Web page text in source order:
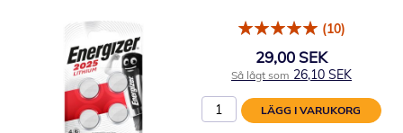
(10)
29,00 SEK
Så lågt som 26,10 SEK
LÄGG I VARUKORG